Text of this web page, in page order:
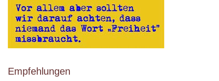
Empfehlungen